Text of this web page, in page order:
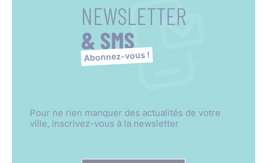
NEWSLETTER
& SMS
Abonnez-vous !
Pour ne rien manquer des actualités de votre
ville, inscrivez-vous à la newsletter